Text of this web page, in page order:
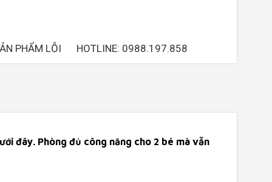
PHẨM LỖI HOTLINE: 0988.197.858
đây. Phòng đủ công năng cho 2 bé mà vẫn